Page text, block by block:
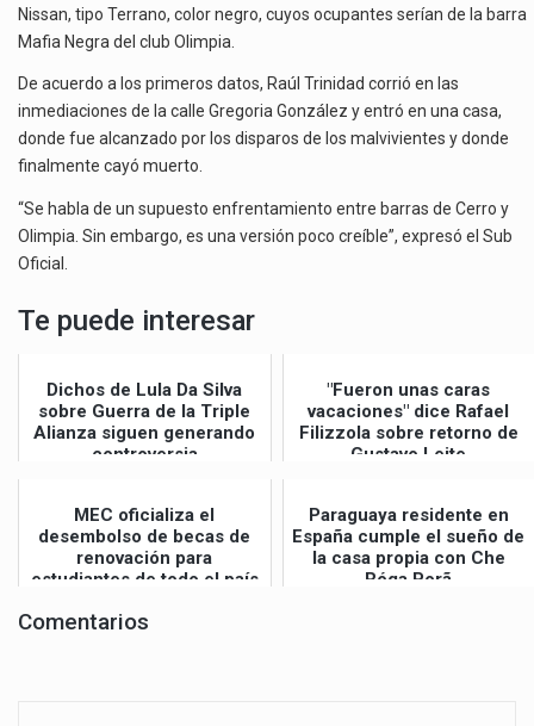
Nissan, tipo Terrano, color negro, cuyos ocupantes serían de la barra
Mafia Negra del club Olimpia.
De acuerdo a los primeros datos, Raúl Trinidad corrió en las
inmediaciones de la calle Gregoria González y entró en una casa,
donde fue alcanzado por los disparos de los malvivientes y donde
finalmente cayó muerto.
“Se habla de un supuesto enfrentamiento entre barras de Cerro y
Olimpia. Sin embargo, es una versión poco creíble”, expresó el Sub
Oficial.
Te puede interesar
Dichos de Lula Da Silva
sobre Guerra de la Triple
Alianza siguen generando
controversia
"Fueron unas caras
vacaciones" dice Rafael
Filizzola sobre retorno de
Gustavo Leite
MEC oficializa el
desembolso de becas de
renovación para
estudiantes de todo el país
Paraguaya residente en
España cumple el sueño de
la casa propia con Che
Róga Porã
Comentarios